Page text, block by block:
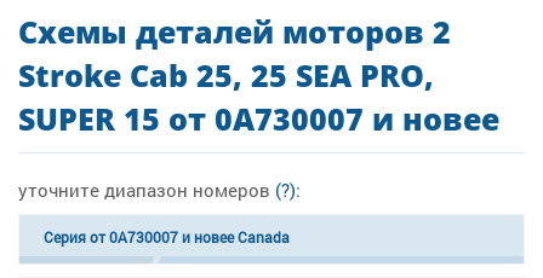
Схемы деталей моторов 2
Stroke Cab 25, 25 SEA PRO,
SUPER 15 от 0A730007 и новее
уточните диапазон номеров (?):
Серия от 0A730007 и новее Canada